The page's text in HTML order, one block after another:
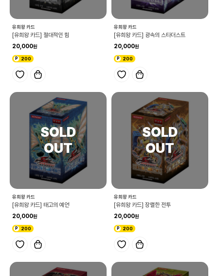
유희왕 카드
[유희왕 카드] 절대적인 힘
20,000
200
유희왕 카드
[유희왕 카드] 광속의 스타더스트
20,000
200
유희왕 카드
[유희왕 카드] 태고의 예언
20,000
200
유희왕 카드
[유희왕 카드] 장렬한 전투
20,000
200